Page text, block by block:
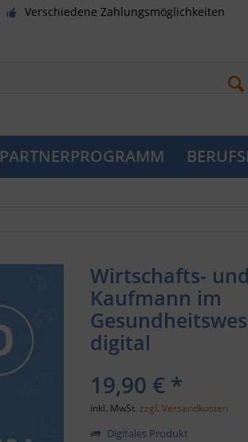
Verschiedene Zahlungsmöglichkeiten
PARTNERPROGRAMM
Wirtschafts-
Kaufmann im
digital
19,90 € *
inkl. MwSt.zzgl. Versandkosten
Digitales Produkt